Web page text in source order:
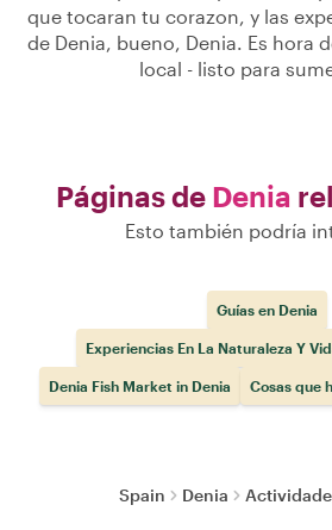
que tocaran tu corazon, y las
de Denia, bueno, Denia. Es hora
local - listo para
Páginas de Denia
Esto también podría
Guías en Denia
Experiencias En La Naturaleza Y
Denia Fish Market in Denia Cosas que
Spain Denia